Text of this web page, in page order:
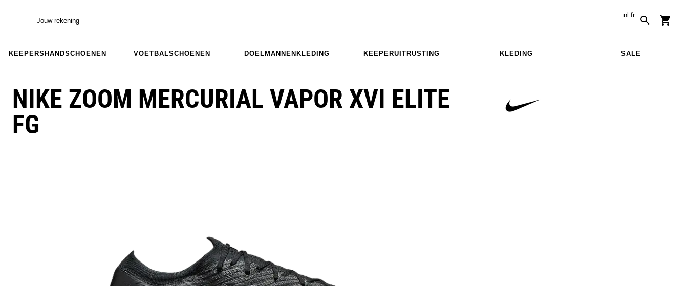
Jouw rekening
nl fr
KEEPERSHANDSCHOENEN VOETBALSCHOENEN DOELMANNENKLEDING KEEPERUITRUSTING KLEDING SALE
NIKE ZOOM MERCURIAL VAPOR XVI ELITE
FG